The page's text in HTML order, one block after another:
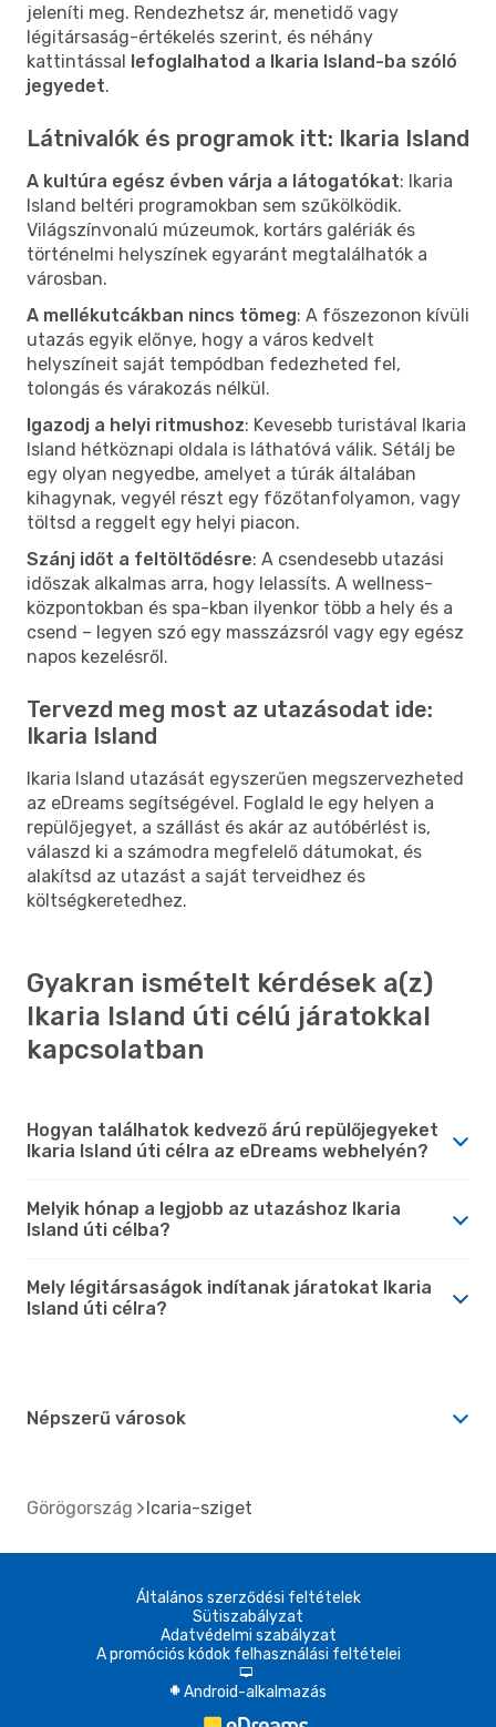
jeleníti meg. Rendezhetsz ár, menetidő vagy
légitársaság-értékelés szerint, és néhány
kattintással lefoglalhatod a Ikaria Island-ba szóló
jegyedet.
Látnivalók és programok itt: Ikaria Island
A kultúra egész évben várja a látogatókat: Ikaria
Island beltéri programokban sem szűkölködik.
Világszínvonalú múzeumok, kortárs galériák és
történelmi helyszínek egyaránt megtalálhatók a
városban.
A mellékutcákban nincs tömeg: A főszezonon kívüli
utazás egyik előnye, hogy a város kedvelt
helyszíneit saját tempódban fedezheted fel,
tolongás és várakozás nélkül.
Igazodj a helyi ritmushoz: Kevesebb turistával Ikaria
Island hétköznapi oldala is láthatóvá válik. Sétálj be
egy olyan negyedbe, amelyet a túrák általában
kihagynak, vegyél részt egy főzőtanfolyamon, vagy
töltsd a reggelt egy helyi piacon.
Szánj időt a feltöltődésre: A csendesebb utazási
időszak alkalmas arra, hogy lelassíts. A wellness-
központokban és spa-kban ilyenkor több a hely és a
csend – legyen szó egy masszázsról vagy egy egész
napos kezelésről.
Tervezd meg most az utazásodat ide:
Ikaria Island
Ikaria Island utazását egyszerűen megszervezheted
az eDreams segítségével. Foglald le egy helyen a
repülőjegyet, a szállást és akár az autóbérlést is,
válaszd ki a számodra megfelelő dátumokat, és
alakítsd az utazást a saját terveidhez és
költségkeretedhez.
Gyakran ismételt kérdések a(z)
Ikaria Island úti célú járatokkal
kapcsolatban
Hogyan találhatok kedvező árú repülőjegyeket
Ikaria Island úti célra az eDreams webhelyén?
Melyik hónap a legjobb az utazáshoz Ikaria
Island úti célba?
Mely légitársaságok indítanak járatokat Ikaria
Island úti célra?
Népszerű városok
Görögország Icaria-sziget
Általános szerződési feltételek
Sütiszabályzat
Adatvédelmi szabályzat
A promóciós kódok felhasználási feltételei
d
A Android-alkalmazás